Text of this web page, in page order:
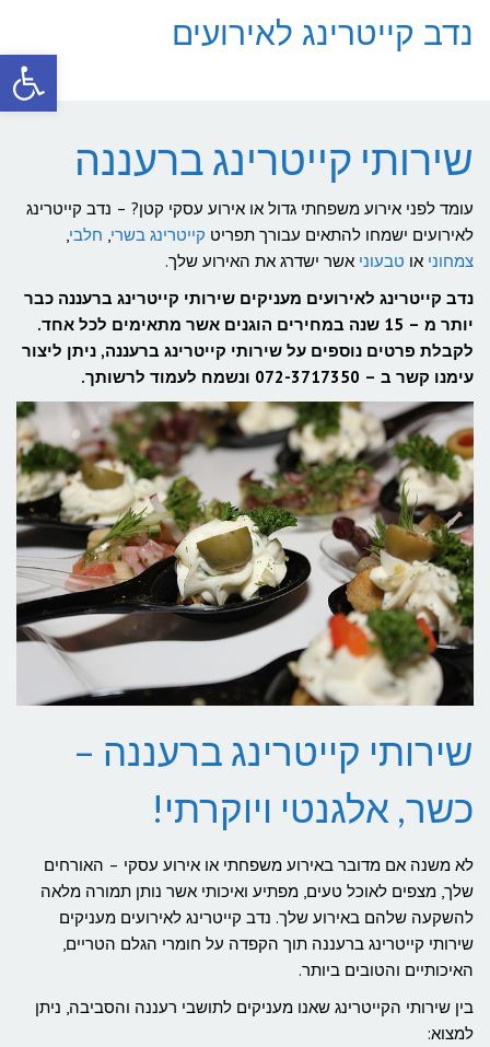
פתח
נדב קייטרינג לאירועים
שירותי קייטרינג ברעננה
עומד לפני אירוע משפחתי גדול או אירוע עסקי קטן? – נדב קייטרינג
לאירועים ישמחו להתאים עבורך תפריט קייטרינג בשרי, חלבי,
צמחוני או טבעוני אשר ישדרג את האירוע שלך.
נדב קייטרינג לאירועים מעניקים שירותי קייטרינג ברעננה כבר
יותר מ – 15 שנה במחירים הוגנים אשר מתאימים לכל אחד.
לקבלת פרטים נוספים על שירותי קייטרינג ברעננה, ניתן ליצור
עימנו קשר ב – 072-3717350 ונשמח לעמוד לרשותך.
שירותי קייטרינג ברעננה –
כשר, אלגנטי ויוקרתי!
לא משנה אם מדובר באירוע משפחתי או אירוע עסקי – האורחים
שלך, מצפים לאוכל טעים, מפתיע ואיכותי אשר נותן תמורה מלאה
להשקעה שלהם באירוע שלך. נדב קייטרינג לאירועים מעניקים
שירותי קייטרינג ברעננה תוך הקפדה על חומרי הגלם הטריים,
האיכותיים והטובים ביותר.
בין שירותי הקייטרינג שאנו מעניקים לתושבי רעננה והסביבה, ניתן
למצוא: